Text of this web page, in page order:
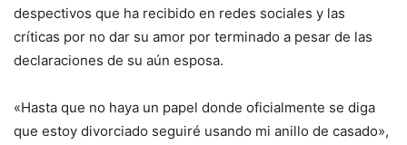
despectivos que ha recibido en redes sociales y las
críticas por no dar su amor por terminado a pesar de las
declaraciones de su aún esposa.
«Hasta que no haya un papel donde oficialmente se diga
que estoy divorciado seguiré usando mi anillo de casado»,